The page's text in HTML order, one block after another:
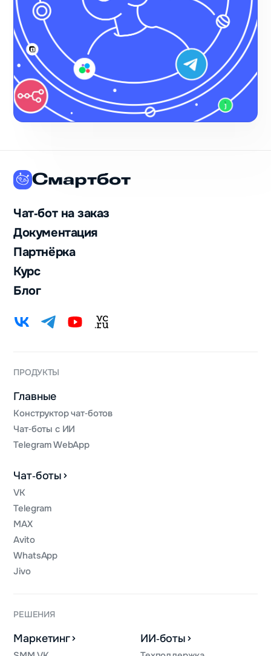
Смартбот
Чат‑бот на заказ
Документация
Партнёрка
Курс
Блог
ПРОДУКТЫ
Главные
Конструктор чат‑ботов
Чат‑боты с ИИ
Telegram WebApp
Чат‑боты
VK
Telegram
MAX
Avito
WhatsApp
Jivo
РЕШЕНИЯ
Маркетинг ИИ‑боты